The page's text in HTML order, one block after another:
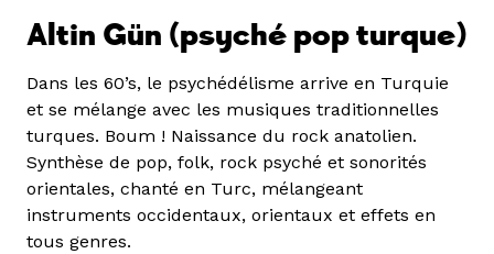
Altin Gün (psyché pop turque)
Dans les 60’s, le psychédélisme arrive en Turquie
et se mélange avec les musiques traditionnelles
turques. Boum ! Naissance du rock anatolien.
Synthèse de pop, folk, rock psyché et sonorités
orientales, chanté en Turc, mélangeant
instruments occidentaux, orientaux et effets en
tous genres.